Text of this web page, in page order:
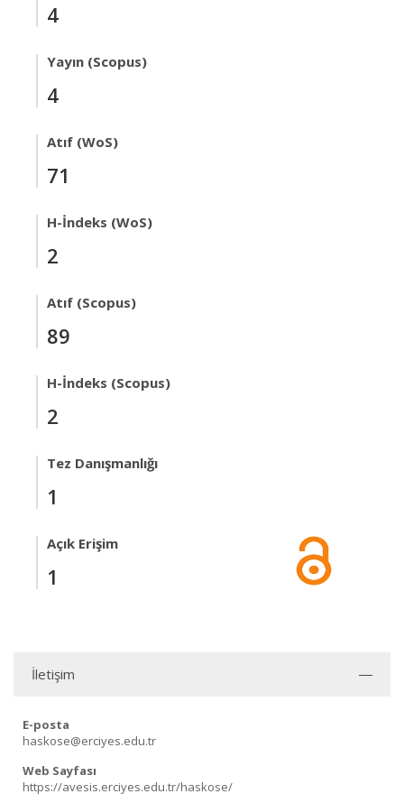
4
Yayın (Scopus)
4
Atıf (WoS)
71
H-İndeks (WoS)
2
Atıf (Scopus)
89
H-İndeks (Scopus)
2
Tez Danışmanlığı
1
Açık Erişim
1
İletişim
E-posta
haskose@erciyes.edu.tr
Web Sayfası
https://avesis.erciyes.edu.tr/haskose/